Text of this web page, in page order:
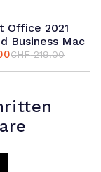
Office 2021
Business Mac
CHF219.00